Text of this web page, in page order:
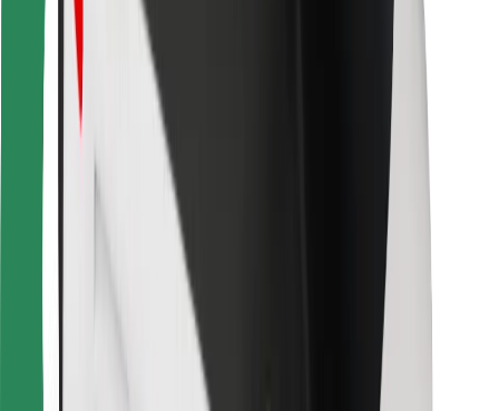
Pour les propriétaires de flotte
Pour les restaurants
Bolt for Business
Autres
Fournisseurs
Conditions générales
Obtenez un trajet en quelques minutes !
Télécharger l'appli Bolt